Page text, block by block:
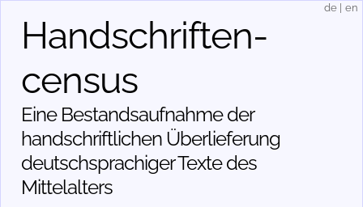
Handschriften­
census
Eine Bestandsaufnahme der
handschriftlichen Über­lieferung
deutschsprachiger Texte des
Mittelalters
de en